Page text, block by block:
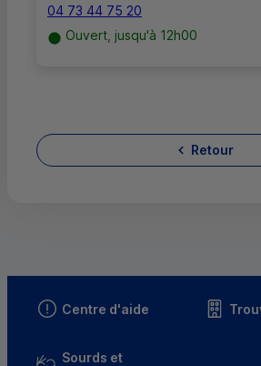
04 73 44 75 20
Ouvert, jusqu'à 12h00
Retour
Centre d'aide
Sourds et